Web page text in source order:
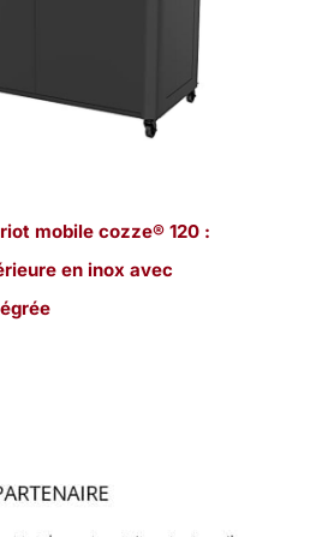
mobile cozze® 120 :
en inox avec